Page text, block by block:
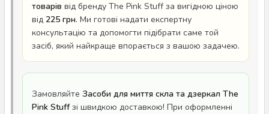
товарів від бренду The Pink Stuff за вигідною ціною
від 225 грн. Ми готові надати експертну
консультацію та допомогти підібрати саме той
засіб, який найкраще впорається з вашою задачею.
Замовляйте Засоби для миття скла та дзеркал The
Pink Stuffзі швидкою доставкою! При оформленні